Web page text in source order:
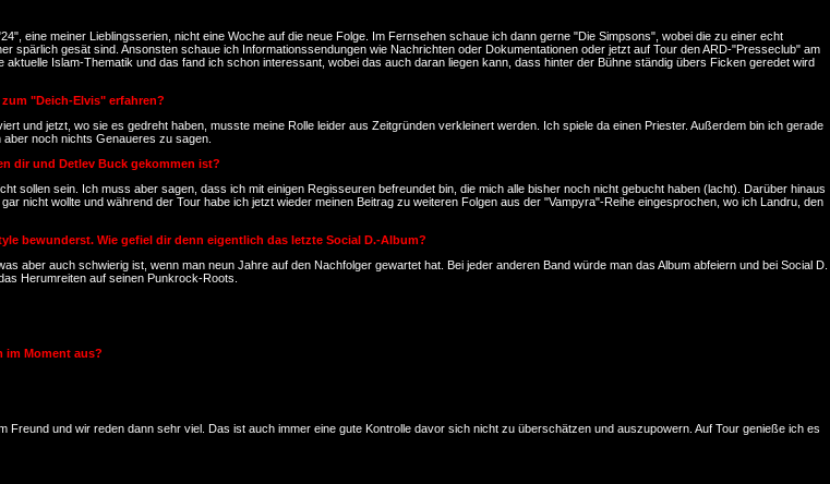
eine meiner Lieblingsserien, nicht eine Woche auf die neue Folge. Im Fernsehen schaue ich dann gerne "Die Simpsons", wobei die zu einer echt
spärlich gesät sind. Ansonsten schaue ich Informationssendungen wie Nachrichten oder Dokumentationen oder jetzt auf Tour den ARD-"Presseclub" am
Islam-Thematik und das fand ich schon interessant, wobei das auch daran liegen kann, dass hinter der Bühne ständig übers Ficken geredet wird
"Deich-Elvis" erfahren?
und jetzt, wo sie es gedreht haben, musste meine Rolle leider aus Zeitgründen verkleinert werden. Ich spiele da einen Priester. Außerdem bin ich gerade
noch nichts Genaueres zu sagen.
dir und Detlev Buck gekommen ist?
sollen sein. Ich muss aber sagen, dass ich mit einigen Regisseuren befreundet bin, die mich alle bisher noch nicht gebucht haben (lacht). Darüber hinaus
nicht wollte und während der Tour habe ich jetzt wieder meinen Beitrag zu weiteren Folgen aus der "Vampyra"-Reihe eingesprochen, wo ich Landru, den
bewunderst. Wie gefiel dir denn eigentlich das letzte Social D.-Album?
aber auch schwierig ist, wenn man neun Jahre auf den Nachfolger gewartet hat. Bei jeder anderen Band würde man das Album abfeiern und bei Social D.
Herumreiten auf seinen Punkrock-Roots.
im Moment aus?
und wir reden dann sehr viel. Das ist auch immer eine gute Kontrolle davor sich nicht zu überschätzen und auszupowern. Auf Tour genieße ich es